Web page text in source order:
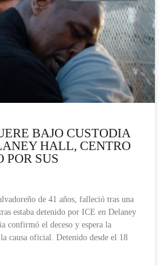
BAJO CUSTODIA
HALL, CENTRO
POR SUS
de 41 años, falleció tras una
estaba detenido por ICE en Delaney
confirmó el deceso y espera la
causa oficial. Detenido desde el 18